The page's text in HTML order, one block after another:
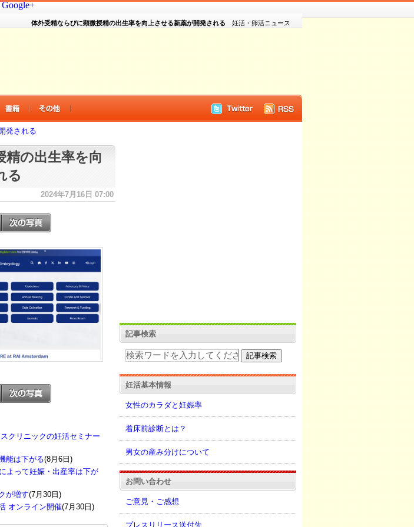
Google+
妊活・卵活ニュース
体外受精ならびに顕微授精の出生率を向上させる新薬が開発される
発される
精の出生率を向
る
2024年7月16日 07:00
クリニックの妊活セミナー
能は下がる(8月6日)
よって妊娠・出産率は下が
が増す(7月30日)
オンライン開催(7月30日)
記事検索
妊活基本情報
女性のカラダと妊娠率
着床前診断とは？
男女の産み分けについて
お問い合わせ
ご意見・ご感想
プレスリリース送付先